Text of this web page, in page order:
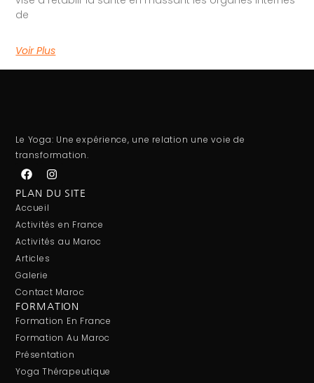
de
Voir Plus
Le Yoga: Une expérience, une relation une voie de
transformation.
PLAN DU SITE
Accueil
Activités en France
Activités au Maroc
Articles
Galerie
Contact Maroc
FORMATION
Formation En France
Formation Au Maroc
Présentation
Yoga Thérapeutique